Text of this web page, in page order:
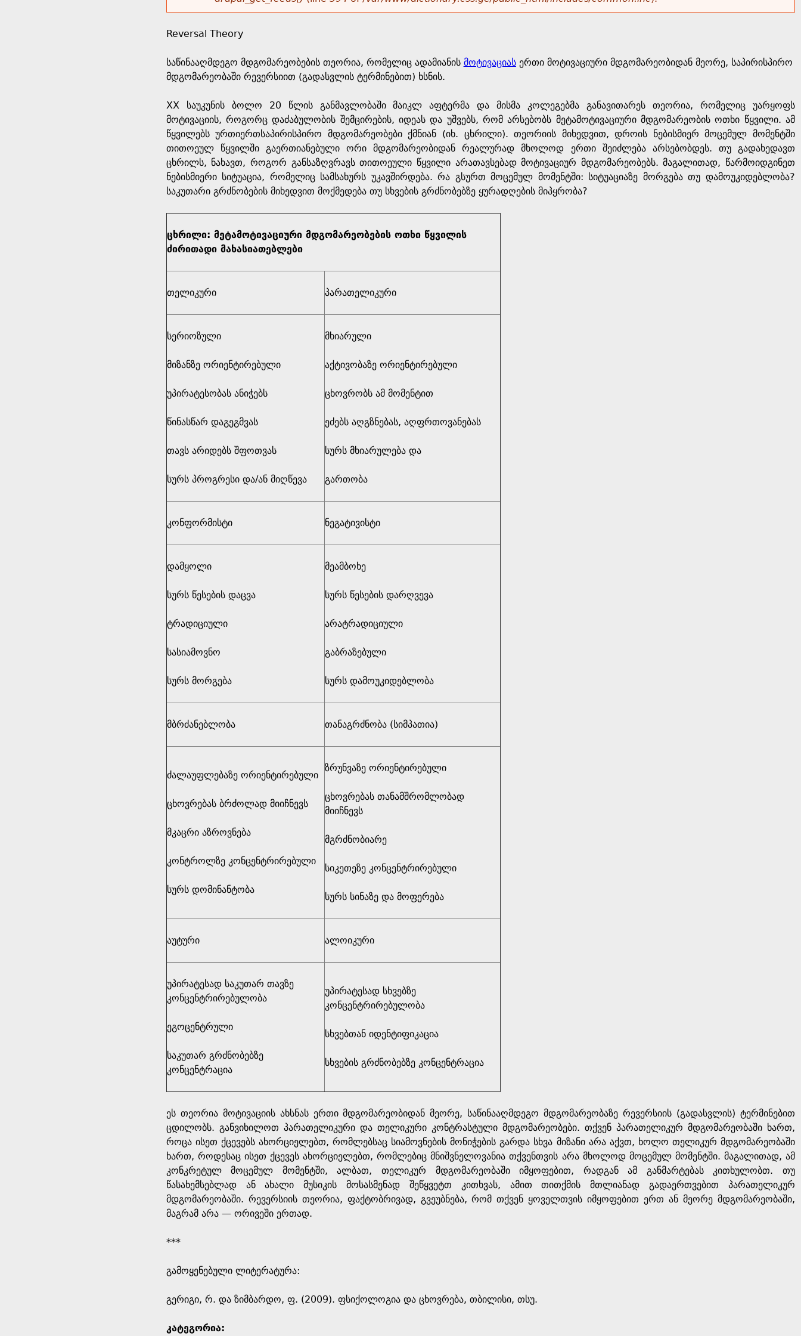
r
s
e
h
e
r
e
o
r
e
s
s
g
Reversal Theory
საწინააღმდეგო მდგომარეობების თეორია, რომელიც ადამიანის მოტივაციასერთი მოტივაციური მდგომარეობიდან მეორე, საპირისპირო
მდგომარეობაში რევერსიით (გადასვლის ტერმინებით) ხსნის.
XX საუკუნის ბოლო 20 წლის განმავლობაში მაიკლ აფტერმა და მისმა კოლეგებმა განავითარეს თეორია, რომელიც უარყოფს
მოტივაციის, როგორც დაძაბულობის შემცირების, იდეას და უშვებს, რომ არსებობს მეტამოტივაციური მდგომარეობის ოთხი წყვილი. ამ
წყვილებს ურთიერთსაპირისპირო მდგომარეობები ქმნიან (იხ. ცხრილი). თეორიის მიხედვით, დროის ნებისმიერ მოცემულ მომენტში
თითოეულ წყვილში გაერთიანებული ორი მდგომარეობიდან რეალურად მხოლოდ ერთი შეიძლება არსებობდეს. თუ გადახედავთ
ცხრილს, ნახავთ, როგორ განსაზღვრავს თითოეული წყვილი არათავსებად მოტივაციურ მდგომარეობებს. მაგალითად, წარმოიდგინეთ
ნებისმიერი სიტუაცია, რომელიც სამსახურს უკავშირდება. რა გსურთ მოცემულ მომენტში: სიტუაციაზე მორგება თუ დამოუკიდებლობა?
საკუთარი გრძნობების მიხედვით მოქმედება თუ სხვების გრძნობებზე ყურადღების მიპყრობა?
ცხრილი: მეტამოტივაციური მდგომარეობების ოთხი წყვილის
ძირითადი მახასიათებლები
თელიკური პარათელიკური
სერიოზული
მიზანზე ორიენტირებული
უპირატესობას ანიჭებს
წინასწარ დაგეგმვას
თავს არიდებს შფოთვას
სურს პროგრესი და/ან მიღწევა
მხიარული
აქტივობაზე ორიენტირებული
ცხოვრობს ამ მომენტით
ეძებს აღგზნებას, აღფრთოვანებას
სურს მხიარულება და
გართობა
კონფორმისტი ნეგატივისტი
დამყოლი
სურს წესების დაცვა
ტრადიციული
სასიამოვნო
სურს მორგება
მეამბოხე
სურს წესების დარღვევა
არატრადიციული
გაბრაზებული
სურს დამოუკიდებლობა
მბრძანებლობა თანაგრძნობა (სიმპათია)
ძალაუფლებაზე ორიენტირებული
ცხოვრებას ბრძოლად მიიჩნევს
მკაცრი აზროვნება
კონტროლზე კონცენტრირებული
სურს დომინანტობა
ზრუნვაზე ორიენტირებული
ცხოვრებას თანამშრომლობად
მიიჩნევს
მგრძნობიარე
სიკეთეზე კონცენტრირებული
სურს სინაზე და მოფერება
აუტური ალოიკური
უპირატესად საკუთარ თავზე
კონცენტრირებულობა
ეგოცენტრული
საკუთარ გრძნობებზე
კონცენტრაცია
უპირატესად სხვებზე
კონცენტრირებულობა
სხვებთან იდენტიფიკაცია
სხვების გრძნობებზე კონცენტრაცია
ეს თეორია მოტივაციის ახსნას ერთი მდგომარეობიდან მეორე, საწინააღმდეგო მდგომარეობაზე რევერსიის (გადასვლის) ტერმინებით
ცდილობს. განვიხილოთ პარათელიკური და თელიკური კონტრასტული მდგომარეობები. თქვენ პარათელიკურ მდგომარეობაში ხართ,
როცა ისეთ ქცევებს ახორციელებთ, რომლებსაც სიამოვნების მონიჭების გარდა სხვა მიზანი არა აქვთ, ხოლო თელიკურ მდგომარეობაში
ხართ, როდესაც ისეთ ქცევეს ახორციელებთ, რომლებიც მნიშვნელოვანია თქვენთვის არა მხოლოდ მოცემულ მომენტში. მაგალითად, ამ
კონკრეტულ მოცემულ მომენტში, ალბათ, თელიკურ მდგომარეობაში იმყოფებით, რადგან ამ განმარტებას კითხულობთ. თუ
წასახემსებლად ან ახალი მუსიკის მოსასმენად შეწყვეტთ კითხვას, ამით თითქმის მთლიანად გადაერთვებით პარათელიკურ
მდგომარეობაში. რევერსიის თეორია, ფაქტობრივად, გვეუბნება, რომ თქვენ ყოველთვის იმყოფებით ერთ ან მეორე მდგომარეობაში,
მაგრამ არა — ორივეში ერთად.
***
გამოყენებული ლიტერატურა:
გერიგი, რ. და ზიმბარდო, ფ. (2009). ფსიქოლოგია და ცხოვრება, თბილისი, თსუ.
კატეგორია: